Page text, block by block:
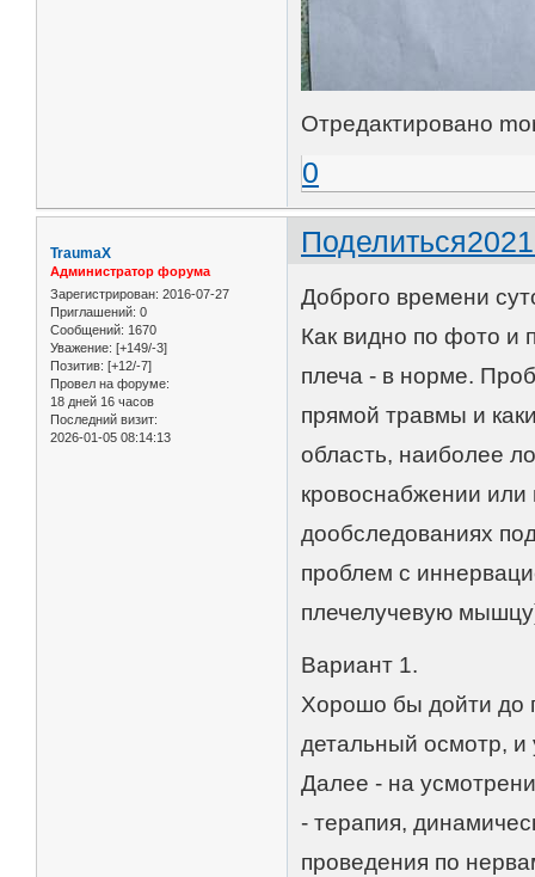
Отредактировано
0
Поделиться
TraumaX
Администратор форума
Зарегистрирован: 2016-07-27
Приглашений: 0
Сообщений: 1670
Уважение: [+149/-3]
Позитив: [+12/-7]
Провел на форуме:
18 дней 16 часов
Последний визит:
2026-01-05 08:14:13
Доброго времени
Как видно по фото и
плеча - в норме.
прямой травмы и
область, наиболее
кровоснабжении
дообследованиях
проблем с
плечелучевую
Вариант 1.
Хорошо бы дойти до
детальный осмотр, и
Далее - на
- терапия,
проведения по